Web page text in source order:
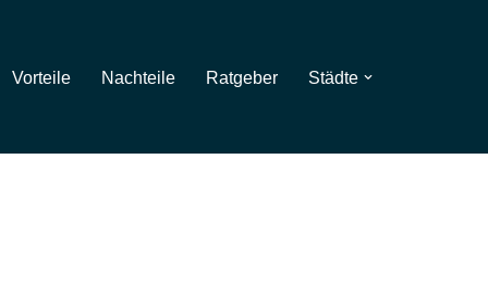
Vorteile Nachteile Ratgeber Städte